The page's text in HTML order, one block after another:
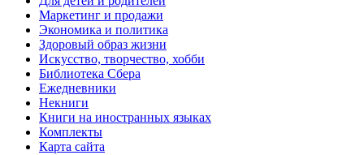
Маркетинг и продажи
Экономика и политика
Здоровый образ жизни
Искусство, творчество, хобби
Библиотека Сбера
Ежедневники
Некниги
Книги на иностранных языках
Комплекты
Карта сайта